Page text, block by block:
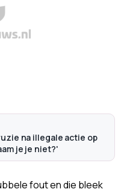
na illegale actie op
je je niet?'
fout en die bleek